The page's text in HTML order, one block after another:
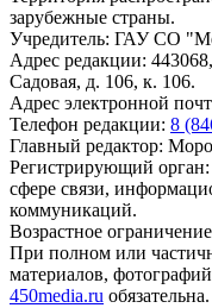
зарубежные страны.
Учредитель: ГАУ СО
Адрес редакции:
Садовая, д. 106, к. 106.
Адрес электронной
Телефон редакции: 8
Главный редактор:
Регистрирующий орган:
сфере связи,
коммуникаций.
Возрастное
При полном или
материалов,
450media.ru обязательна.